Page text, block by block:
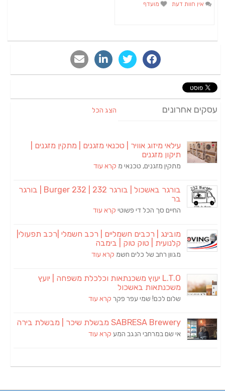
אין חוות דעת מועדף
אחרונים הצג הכל
עילאי מיזוג אוויר | טכנאי מזגנים | מתקין מזגנים |
תיקון מזגנים
מתקין מזגנים, טכנאי מקרא עוד
בורגר באשכול | בורגר 232 | Burger 232 | בורגר
בר
החיים סך הכל די פשוטיקרא עוד
מובינג | רכבים חשמליים | רכב חשמלי |רכב תפעולי|
קלנועית | טוק טוק | בימבה
מגוון רחב של כלים חשמקרא עוד
L.T.O יעוץ משכנתאות וכלכלת משפחה | יועץ
משכנתאות באשכול
שלום לכם! שמי עפר פקרקרא עוד
SABRESA Brewery מבשלת שיכר | מבשלת בירה
אי שם במרחבי הנגב המעקרא עוד